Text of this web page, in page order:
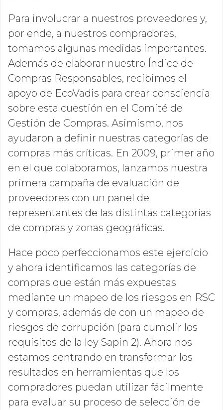
Para involucrar a nuestros proveedores y,
por ende, a nuestros compradores,
tomamos algunas medidas importantes.
Además de elaborar nuestro Índice de
Compras Responsables, recibimos el
apoyo de EcoVadis para crear consciencia
sobre esta cuestión en el Comité de
Gestión de Compras. Asimismo, nos
ayudaron a definir nuestras categorías de
compras más críticas. En 2009, primer año
en el que colaboramos, lanzamos nuestra
primera campaña de evaluación de
proveedores con un panel de
representantes de las distintas categorías
de compras y zonas geográficas.
Hace poco perfeccionamos este ejercicio
y ahora identificamos las categorías de
compras que están más expuestas
mediante un mapeo de los riesgos en RSC
y compras, además de con un mapeo de
riesgos de corrupción (para cumplir los
requisitos de la ley Sapin 2). Ahora nos
estamos centrando en transformar los
resultados en herramientas que los
compradores puedan utilizar fácilmente
para evaluar su proceso de selección de